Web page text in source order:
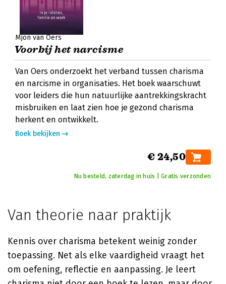
Mjon van Oers
Voorbij het narcisme
Van Oers onderzoekt het verband tussen charisma
en narcisme in organisaties. Het boek waarschuwt
voor leiders die hun natuurlijke aantrekkingskracht
misbruiken en laat zien hoe je gezond charisma
herkent en ontwikkelt.
Boek bekijken
€ 24,50
Nu besteld, zaterdag in huis | Gratis verzonden
Van theorie naar praktijk
Kennis over charisma betekent weinig zonder
toepassing. Net als elke vaardigheid vraagt het
om oefening, reflectie en aanpassing. Je leert